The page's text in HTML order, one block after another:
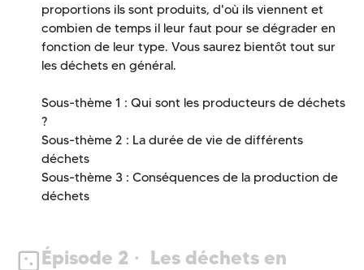
proportions ils sont produits, d'où ils viennent et
combien de temps il leur faut pour se dégrader en
fonction de leur type. Vous saurez bientôt tout sur
les déchets en général.
Sous-thème 1 : Qui sont les producteurs de déchets
?
Sous-thème 2 : La durée de vie de différents
déchets
Sous-thème 3 : Conséquences de la production de
déchets
Épisode 2 · Les déchets en